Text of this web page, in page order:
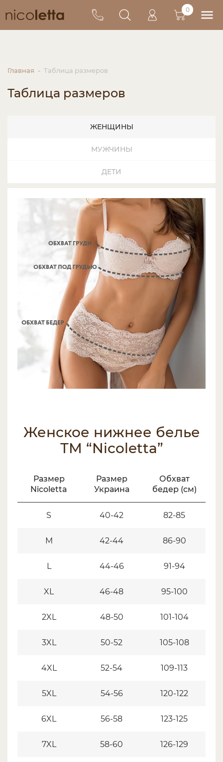
0
Главная Таблица размеров
Таблица размеров
ЖЕНЩИНЫ
МУЖЧИНЫ
ДЕТИ
Женское нижнее белье
ТМ “Nicoletta”
Размер
Nicoletta
Размер
Украина
Обхват
бедер (см)
S 40-42 82-85
M 42-44 86-90
L 44-46 91-94
XL 46-48 95-100
2XL 48-50 101-104
3XL 50-52 105-108
4XL 52-54 109-113
5XL 54-56 120-122
6XL 56-58 123-125
7XL 58-60 126-129